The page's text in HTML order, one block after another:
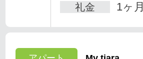
礼金 1ヶ月